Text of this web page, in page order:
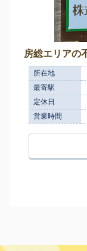
房総エリアの
所在地
最寄駅
定休日
営業時間